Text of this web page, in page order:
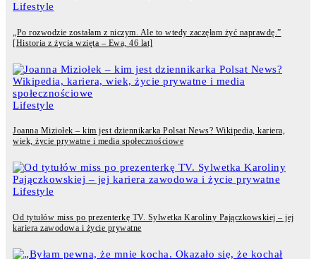
Lifestyle
„Po rozwodzie zostałam z niczym. Ale to wtedy zaczęłam żyć naprawdę.”
[Historia z życia wzięta – Ewa, 46 lat]
Lifestyle
Joanna Miziołek – kim jest dziennikarka Polsat News? Wikipedia, kariera,
wiek, życie prywatne i media społecznościowe
Lifestyle
Od tytułów miss po prezenterkę TV. Sylwetka Karoliny Pajączkowskiej – jej
kariera zawodowa i życie prywatne